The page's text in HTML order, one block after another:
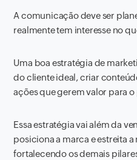
A comunicação deve ser
realmente tem interesse no
Uma boa estratégia de
do cliente ideal, criar
ações que gerem valor para
Essa estratégia vai além da
posiciona a marca e estreita
fortalecendo os demais